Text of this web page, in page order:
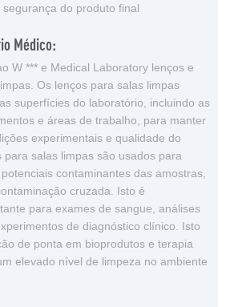
do produto final
Médico:
W *** e Medical Laboratory lenços e
Os lenços para salas limpas
superfícies do laboratório, incluindo as
e áreas de trabalho, para manter
experimentais e qualidade do
para salas limpas são usados ​​para
contaminantes das amostras,
cruzada. Isto é
para exames de sangue, análises
de diagnóstico clínico. Isto
de ponta em bioprodutos e terapia
elevado nível de limpeza no ambiente